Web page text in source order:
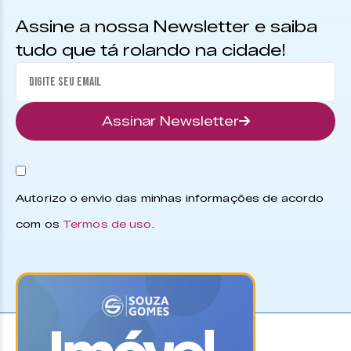
Assine a nossa Newsletter e saiba
tudo que tá rolando na cidade!
Assinar Newsletter
Autorizo o envio das minhas informações de acordo
com os Termos de uso